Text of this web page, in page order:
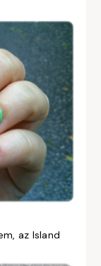
az Island